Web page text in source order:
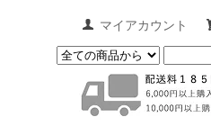
マイアカウント